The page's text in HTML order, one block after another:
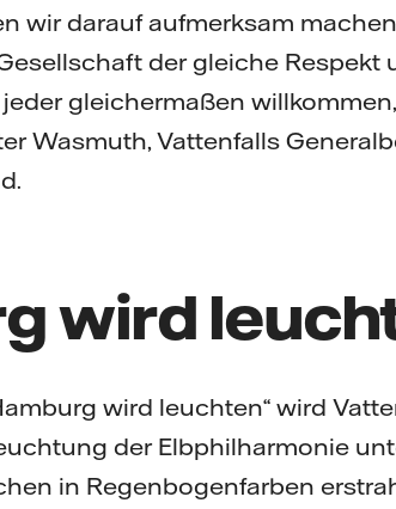
wir darauf aufmerksam
der gleiche Respekt
gleichermaßen
Wasmuth, Vattenfalls
wird
wird leuchten“ wird
der Elbphilharmonie
in Regenbogenfarben